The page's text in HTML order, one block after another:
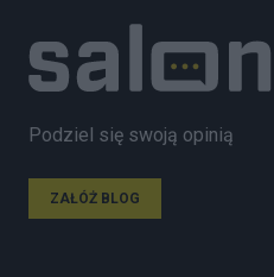
Podziel się swoją opinią
ZAŁÓŻ BLOG